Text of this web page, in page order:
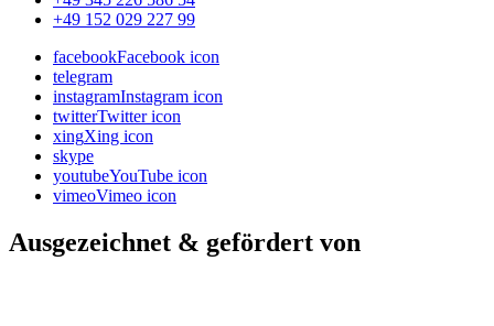
+49 152 029 227 99
facebookFacebook icon
telegram
instagramInstagram icon
twitterTwitter icon
xingXing icon
skype
youtubeYouTube icon
vimeoVimeo icon
Ausgezeichnet & gefördert von